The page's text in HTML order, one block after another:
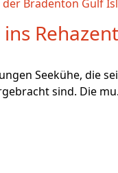
Seekühe, die
sind. Die